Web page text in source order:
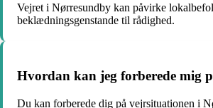
Vejret i Nørresundby kan påvirke
beklædningsgenstande til rådighed.
Hvordan kan jeg forberede mig
Du kan forberede dig på vejrsituationen i